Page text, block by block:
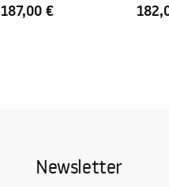
187,00 €
Newsletter